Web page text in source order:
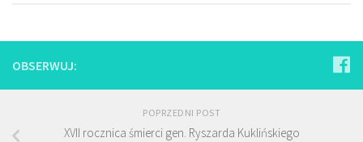
OBSERWUJ:
POPRZEDNI POST
XVII rocznica śmierci gen. Ryszarda Kuklińskiego